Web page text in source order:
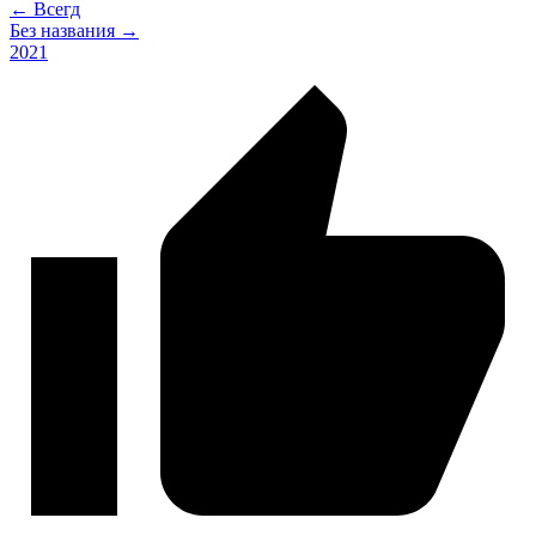
← Всегд
Без названия →
2021